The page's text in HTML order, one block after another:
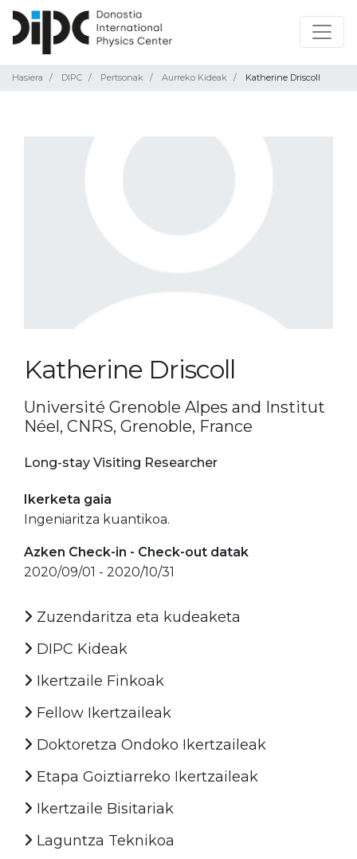
Hasiera DIPC Pertsonak Aurreko Kideak Katherine Driscoll
Katherine Driscoll
Université Grenoble Alpes and Institut
Néel, CNRS, Grenoble, France
Long-stay Visiting Researcher
Ikerketa gaia
Ingeniaritza kuantikoa.
Azken Check-in - Check-out datak
2020/09/01 - 2020/10/31
Zuzendaritza eta kudeaketa
DIPC Kideak
Ikertzaile Finkoak
Fellow Ikertzaileak
Doktoretza Ondoko Ikertzaileak
Etapa Goiztiarreko Ikertzaileak
Ikertzaile Bisitariak
Laguntza Teknikoa